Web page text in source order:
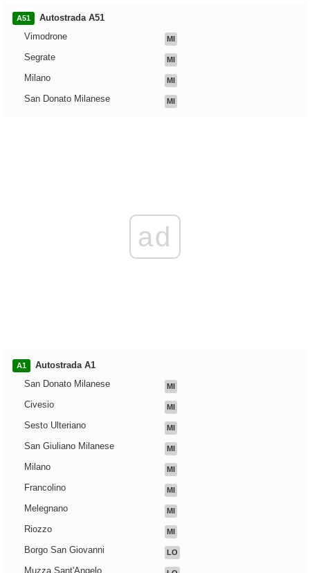
A51
Autostrada A51
Vimodrone
MI
Segrate MI
Milano MI
San Donato Milanese MI
ad
A1
Autostrada A1
San Donato Milanese
MI
Civesio MI
Sesto Ulteriano MI
San Giuliano Milanese MI
Milano MI
Francolino MI
Melegnano MI
Riozzo MI
Borgo San Giovanni LO
Muzza Sant'Angelo